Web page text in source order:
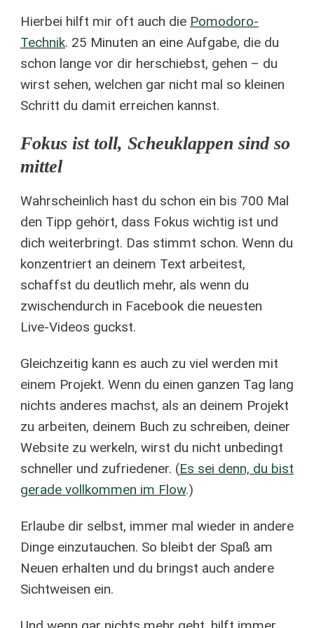
Hierbei hilft mir oft auch die Pomodoro-
Technik. 25 Minuten an eine Aufgabe, die du
schon lange vor dir herschiebst, gehen – du
wirst sehen, welchen gar nicht mal so kleinen
Schritt du damit erreichen kannst.
Fokus ist toll, Scheuklappen sind so
mittel
Wahrscheinlich hast du schon ein bis 700 Mal
den Tipp gehört, dass Fokus wichtig ist und
dich weiterbringt. Das stimmt schon. Wenn du
konzentriert an deinem Text arbeitest,
schaffst du deutlich mehr, als wenn du
zwischendurch in Facebook die neuesten
Live-Videos guckst.
Gleichzeitig kann es auch zu viel werden mit
einem Projekt. Wenn du einen ganzen Tag lang
nichts anderes machst, als an deinem Projekt
zu arbeiten, deinem Buch zu schreiben, deiner
Website zu werkeln, wirst du nicht unbedingt
schneller und zufriedener. (Es sei denn, du bist
gerade vollkommen im Flow.)
Erlaube dir selbst, immer mal wieder in andere
Dinge einzutauchen. So bleibt der Spaß am
Neuen erhalten und du bringst auch andere
Sichtweisen ein.